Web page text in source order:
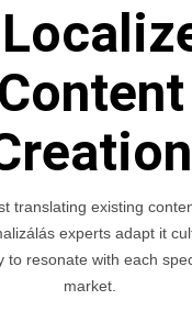
Content
translating existing
experts adapt it
to resonate with each
market.